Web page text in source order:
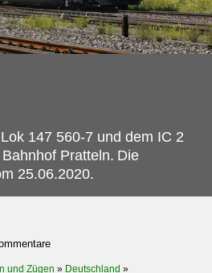
147 560-7 und dem IC 2
Pratteln. Die
25.06.2020.
und Zügen » Deutschland »